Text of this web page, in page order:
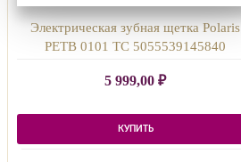
Электрическая зубная щетка Polaris
PETB 0101 TC 5055539145840
5 999,00₽
КУПИТЬ